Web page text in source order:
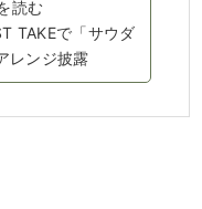
読む
TAKEで「サウダ
レンジ披露